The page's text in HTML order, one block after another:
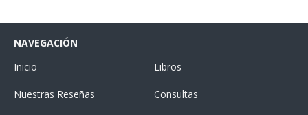
NAVEGACIÓN
Inicio
Libros
Nuestras Reseñas Consultas